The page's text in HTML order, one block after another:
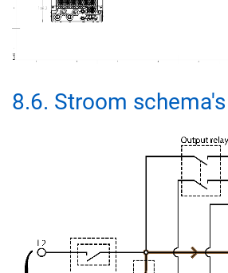
8.6. Stroom schema's